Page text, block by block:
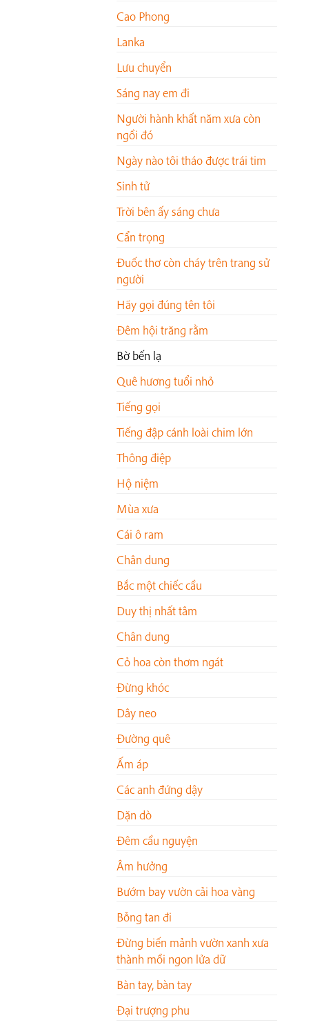
Cao Phong
Lanka
Lưu chuyển
Sáng nay em đi
Người hành khất năm xưa còn
ngồi đó
Ngày nào tôi tháo được trái tim
Sinh tử
Trời bên ấy sáng chưa
Cẩn trọng
Đuốc thơ còn cháy trên trang sử
người
Hãy gọi đúng tên tôi
Đêm hội trăng rằm
Bờ bến lạ
Quê hương tuổi nhỏ
Tiếng gọi
Tiếng đập cánh loài chim lớn
Thông điệp
Hộ niệm
Mùa xưa
Cái ô ram
Chân dung
Bắc một chiếc cầu
Duy thị nhất tâm
Chân dung
Cỏ hoa còn thơm ngát
Đừng khóc
Dây neo
Đường quê
Ấm áp
Các anh đứng dậy
Dặn dò
Đêm cầu nguyện
Âm hưởng
Bướm bay vườn cải hoa vàng
Bỗng tan đi
Đừng biến mảnh vườn xanh xưa
thành mồi ngon lửa dữ
Bàn tay, bàn tay
Đại trượng phu